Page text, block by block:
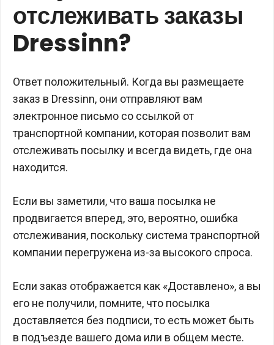
отслеживать заказы
Dressinn?
Ответ положительный. Когда вы размещаете
заказ в Dressinn, они отправляют вам
электронное письмо со ссылкой от
транспортной компании, которая позволит вам
отслеживать посылку и всегда видеть, где она
находится.
Если вы заметили, что ваша посылка не
продвигается вперед, это, вероятно, ошибка
отслеживания, поскольку система транспортной
компании перегружена из-за высокого спроса.
Если заказ отображается как «Доставлено», а вы
его не получили, помните, что посылка
доставляется без подписи, то есть может быть
в подъезде вашего дома или в общем месте.